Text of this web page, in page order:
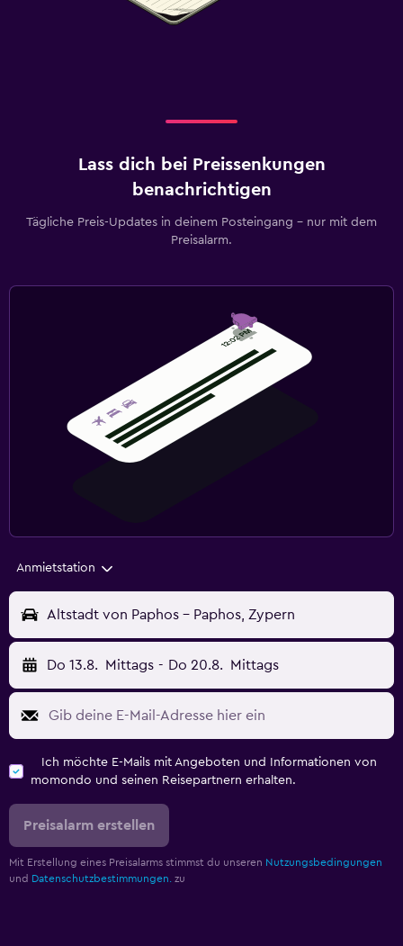
Lass dich bei Preissenkungen
benachrichtigen
Tägliche Preis-Updates in deinem Posteingang – nur mit dem
Preisalarm.
Anmietstation
Altstadt von Paphos - Paphos, Zypern
Do 13.8. Mittags - Do 20.8. Mittags
Ich möchte E-Mails mit Angeboten und Informationen von
momondo und seinen Reisepartnern erhalten.
Preisalarm erstellen
Mit Erstellung eines Preisalarms stimmst du unseren Nutzungsbedingungen
und Datenschutzbestimmungen. zu